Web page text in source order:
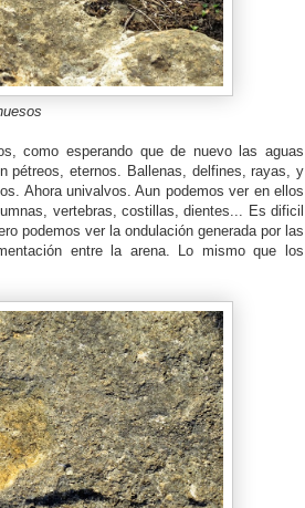
como esperando que de nuevo las aguas
pétreos, eternos. Ballenas, delfines, rayas, y
Ahora univalvos. Aun podemos ver en ellos
vertebras, costillas, dientes... Es dificil
podemos ver la ondulación generada por las
entre la arena. Lo mismo que los